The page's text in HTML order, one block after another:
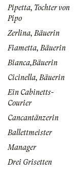
Pipetta, Tochter von
Pipo
Zerlina, Bäuerin
Fiametta, Bäuerin
Bianca,Bäuerin
Cicinella, Bäuerin
Ein Cabinetts-
Courier
Cancantänzerin
Ballettmeister
Manager
Drei Grisetten